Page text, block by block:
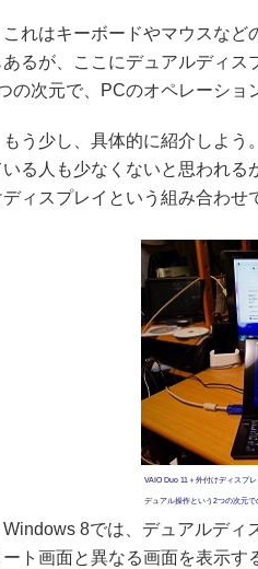
れはキーボードやマウスなど
あるが、ここにデュアルディス
の次元で、PCのオペレーショ
う少し、具体的に紹介しよう
いる人も少なくないと思われ
ディスプレイという組み合わせ
VAIO Duo 11＋外付けディスプ
デュアル操作という2つの次元で
8では、デュアルディ
ート画面と異なる画面を表示す